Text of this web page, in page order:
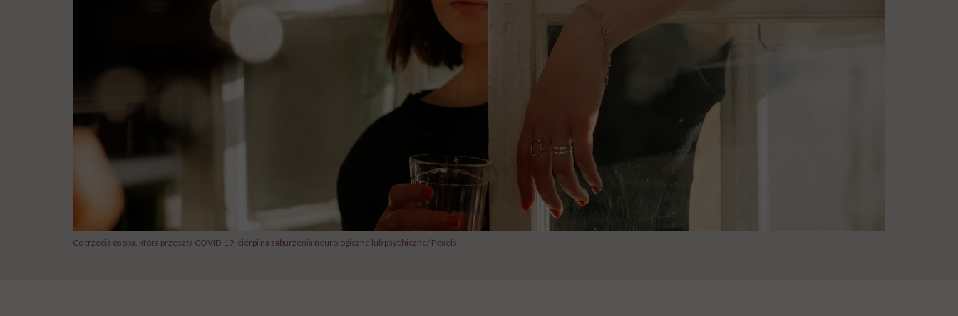
Co trzecia osoba, która przeszła COVID-19, cierpi na zaburzenia neurologiczne lub psychiczne/ Pexels